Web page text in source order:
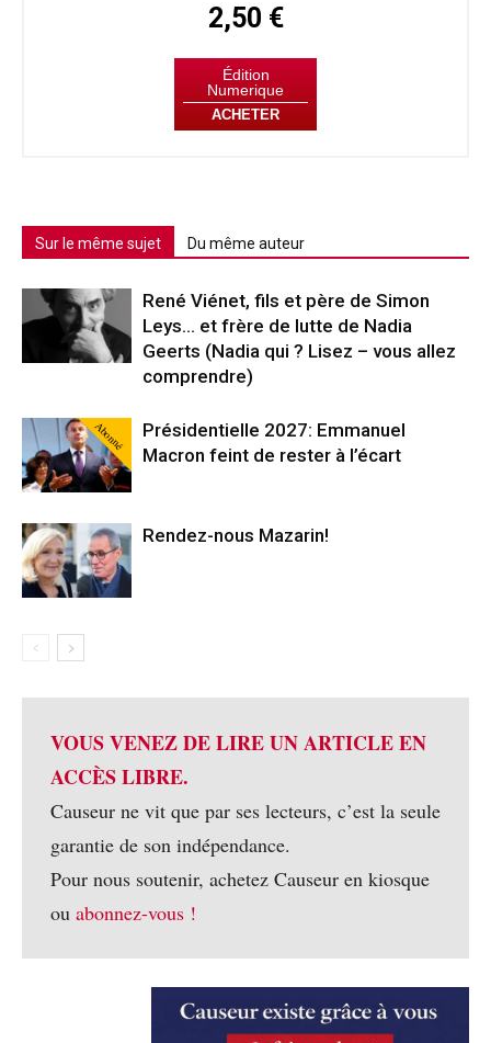
2,50 €
Édition
Numerique
ACHETER
Sur le même sujet Du même auteur
René Viénet, fils et père de Simon
Leys… et frère de lutte de Nadia
Geerts (Nadia qui ? Lisez – vous allez
comprendre)
Abonné
Présidentielle 2027: Emmanuel
Macron feint de rester à l’écart
Rendez-nous Mazarin!
VOUS VENEZ DE LIRE UN ARTICLE EN
ACCÈS LIBRE.
Causeur ne vit que par ses lecteurs, c’est la seule
garantie de son indépendance.
Pour nous soutenir, achetez Causeur en kiosque
ou abonnez-vous !